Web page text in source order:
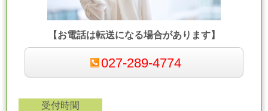
【お電話は転送になる場合があります】
027-289-4774
受付時間